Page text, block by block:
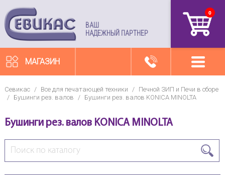
ВАШ
НАДЕЖНЫЙ ПАРТНЕР
0
МАГАЗИН
Севикас / Все для печатающей техники /
Печной ЗИП и Печи в сборе
/
Бушинги рез. валов / Бушинги рез. валов KONICA MINOLTA
Бушинги рез. валов KONICA MINOLTA